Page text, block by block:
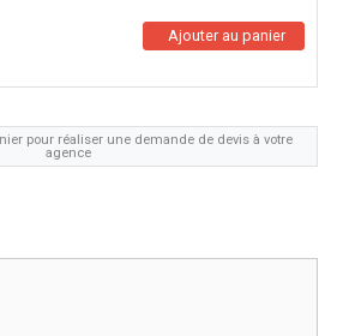
pour réaliser une demande de devis à votre
agence
Ajouter au panier